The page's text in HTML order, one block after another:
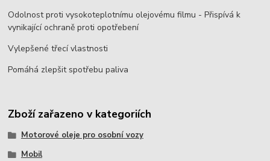
Odolnost proti vysokoteplotnímu olejovému filmu - Přispívá k
vynikající ochraně proti opotřebení
Vylepšené třecí vlastnosti
Pomáhá zlepšit spotřebu paliva
Zboží zařazeno v kategoriích
Motorové oleje pro osobní vozy
Mobil